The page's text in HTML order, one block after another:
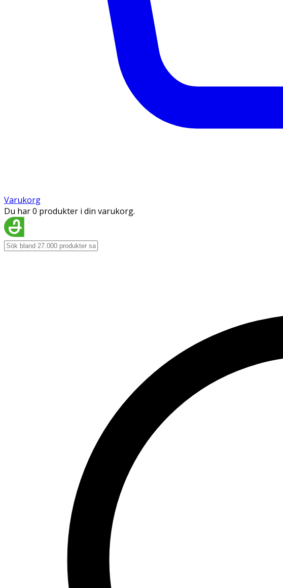
Varukorg
Du har 0 produkter i din varukorg.